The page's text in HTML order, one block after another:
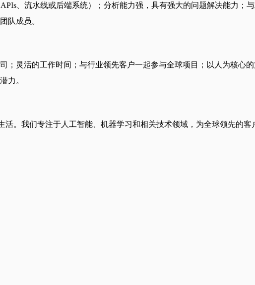
、流水线或后端系统）；分析能力强，具有强大的问题解决能力；
队成员。
灵活的工作时间；与行业领先客户一起参与全球项目；以人为核心
力。
。我们专注于人工智能、机器学习和相关技术领域，为全球领先的